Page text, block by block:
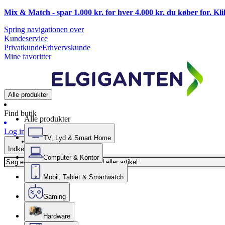
Mix & Match - spar 1.000 kr. for hver 4.000 kr. du køber for.
Spring navigationen over
Kundeservice
PrivatkundeErhvervskunde
Mine favoritter
Alle produkter
Find butik
Log ind
Indkøbskurv
Alle produkter
TV, Lyd & Smart Home
Computer & Kontor
Mobil, Tablet & Smartwatch
Gaming
Hardware